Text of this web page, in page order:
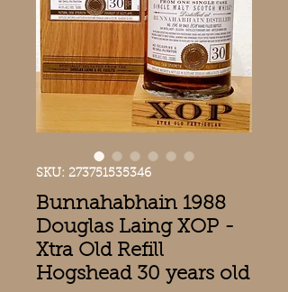
SKU: 273751535346
Bunnahabhain 1988
Douglas Laing XOP -
Xtra Old Refill
Hogshead 30 years old